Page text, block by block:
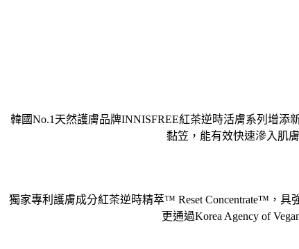
韓國No.1天然護膚品牌INNISFREE紅茶逆時活膚系列增
黏笠，能有效快速滲入肌
獨家專利護膚成分紅茶逆時精萃™ Reset Concentrate™，
更通過Korea Agency of